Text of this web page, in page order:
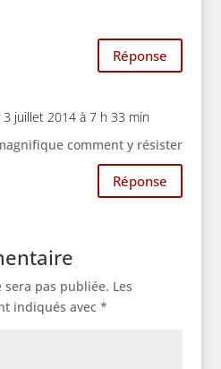
Réponse
3 juillet 2014 à 7 h 33 min
comment y résister
Réponse
sera pas publiée. Les
indiqués avec *